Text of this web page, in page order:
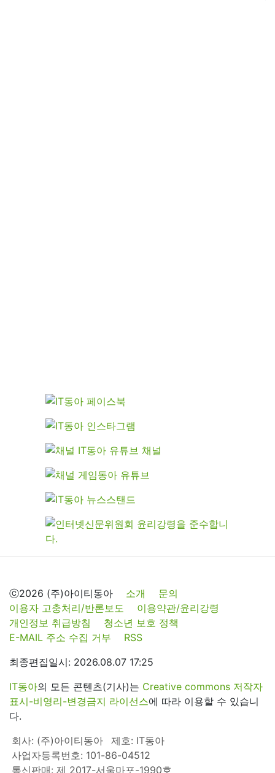
ⓒ2026 (주)아이티동아 소개
문의
이용자 고충처리/반론보도
이용약관/윤리강령
개인정보 취급방침
청소년 보호 정책
E-MAIL 주소 수집 거부
RSS
최종편집일시: 2026.08.07 17:25
IT동아의 모든 콘텐츠(기사)는 Creative commons 저작자
표시-비영리-변경금지 라이선스에 따라 이용할 수 있습니
다.
회사: (주)아이티동아
제호: IT동아
사업자등록번호: 101-86-04512
통신판매: 제 2017-서울마포-1990호